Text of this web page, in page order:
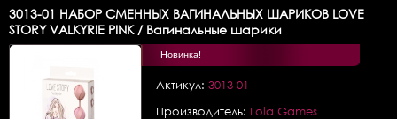
3013-01 НАБОР СМЕННЫХ ВАГИНАЛЬНЫХ ШАРИКОВ LOVE
STORY VALKYRIE PINK / Вагинальные шарики
Новинка!
Актикул: 3013-01
Производитель: Lola Games